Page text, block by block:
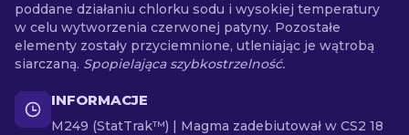
poddane działaniu chlorku sodu i wysokiej temperatury
w celu wytworzenia czerwonej patyny. Pozostałe
elementy zostały przyciemnione, utleniając je wątrobą
siarczaną. Spopielająca szybkostrzelność.
INFORMACJE
M249 (StatTrak™) | Magma zadebiutował w CS2 18